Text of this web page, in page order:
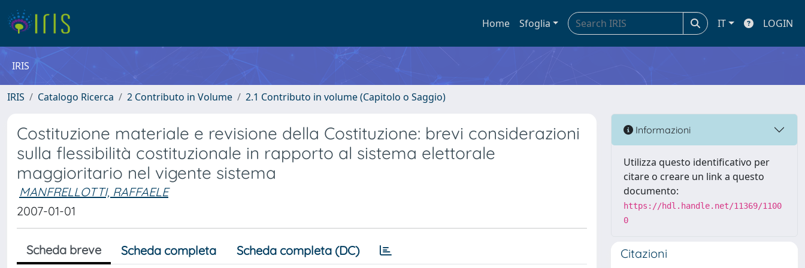
Home Sfoglia IT LOGIN
IRIS
IRIS Catalogo Ricerca 2 Contributo in Volume 2.1 Contributo in volume (Capitolo o Saggio)
Costituzione materiale e revisione della Costituzione: brevi considerazioni
sulla flessibilità costituzionale in rapporto al sistema elettorale
maggioritario nel vigente sistema
MANFRELLOTTI, RAFFAELE
2007-01-01
Scheda breve Scheda completa Scheda completa (DC)
Informazioni
Utilizza questo identificativo per
citare o creare un link a questo
documento:
https://hdl.handle.net/11369/1100
0
Citazioni